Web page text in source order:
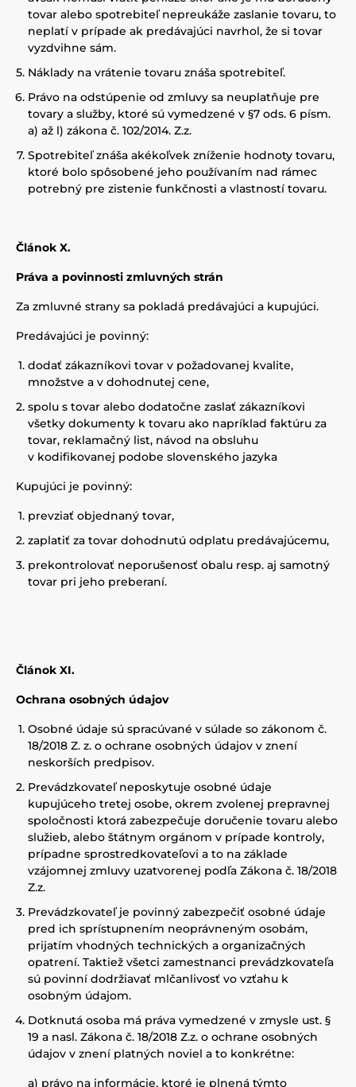
tovar alebo spotrebiteľ nepreukáže zaslanie tovaru, to
neplatí v prípade ak predávajúci navrhol, že si tovar
vyzdvihne sám.
Náklady na vrátenie tovaru znáša spotrebiteľ.
Právo na odstúpenie od zmluvy sa neuplatňuje pre
tovary a služby, ktoré sú vymedzené v §7 ods. 6 písm.
a) až l) zákona č. 102/2014. Z.z.
Spotrebiteľ znáša akékoľvek zníženie hodnoty tovaru,
ktoré bolo spôsobené jeho používaním nad rámec
potrebný pre zistenie funkčnosti a vlastností tovaru.
Článok X.
Práva a povinnosti zmluvných strán
Za zmluvné strany sa pokladá predávajúci a kupujúci.
Predávajúci je povinný:
dodať zákazníkovi tovar v požadovanej kvalite,
množstve a v dohodnutej cene,
spolu s tovar alebo dodatočne zaslať zákazníkovi
všetky dokumenty k tovaru ako napríklad faktúru za
tovar, reklamačný list, návod na obsluhu
v kodifikovanej podobe slovenského jazyka
Kupujúci je povinný:
prevziať objednaný tovar,
zaplatiť za tovar dohodnutú odplatu predávajúcemu,
prekontrolovať neporušenosť obalu resp. aj samotný
tovar pri jeho preberaní.
Článok XI.
Ochrana osobných údajov
Osobné údaje sú spracúvané v súlade so zákonom č.
18/2018 Z. z. o ochrane osobných údajov v znení
neskorších predpisov.
Prevádzkovateľ neposkytuje osobné údaje
kupujúceho tretej osobe, okrem zvolenej prepravnej
spoločnosti ktorá zabezpečuje doručenie tovaru alebo
služieb, alebo štátnym orgánom v prípade kontroly,
prípadne sprostredkovateľovi a to na základe
vzájomnej zmluvy uzatvorenej podľa Zákona č. 18/2018
Z.z.
Prevádzkovateľ je povinný zabezpečiť osobné údaje
pred ich sprístupnením neoprávneným osobám,
prijatím vhodných technických a organizačných
opatrení. Taktiež všetci zamestnanci prevádzkovateľa
sú povinní dodržiavať mlčanlivosť vo vzťahu k
osobným údajom.
Dotknutá osoba má práva vymedzené v zmysle ust. §
19 a nasl. Zákona č. 18/2018 Z.z. o ochrane osobných
údajov v znení platných noviel a to konkrétne:
a) právo na informácie, ktoré je plnená týmto